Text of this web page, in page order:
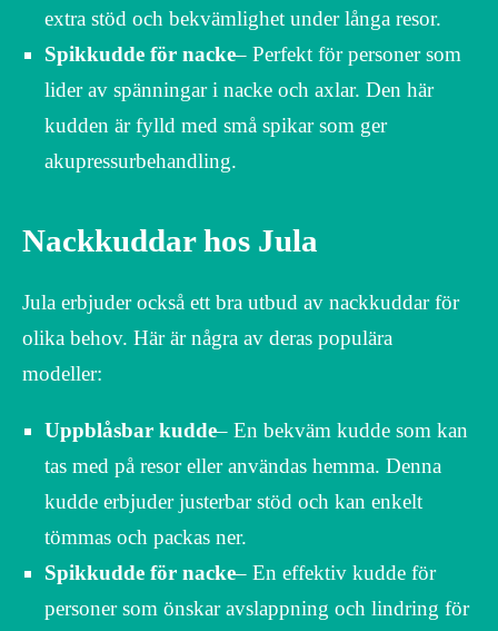
extra stöd och bekvämlighet under långa resor.
Spikkudde för nacke– Perfekt för personer som
lider av spänningar i nacke och axlar. Den här
kudden är fylld med små spikar som ger
akupressurbehandling.
Nackkuddar hos Jula
Jula erbjuder också ett bra utbud av nackkuddar för
olika behov. Här är några av deras populära
modeller:
Uppblåsbar kudde– En bekväm kudde som kan
tas med på resor eller användas hemma. Denna
kudde erbjuder justerbar stöd och kan enkelt
tömmas och packas ner.
Spikkudde för nacke– En effektiv kudde för
personer som önskar avslappning och lindring för